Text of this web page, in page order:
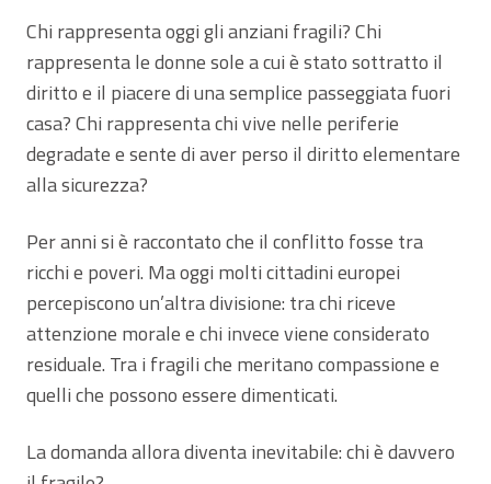
Chi rappresenta oggi gli anziani fragili? Chi
rappresenta le donne sole a cui è stato sottratto il
diritto e il piacere di una semplice passeggiata fuori
casa? Chi rappresenta chi vive nelle periferie
degradate e sente di aver perso il diritto elementare
alla sicurezza?
Per anni si è raccontato che il conflitto fosse tra
ricchi e poveri. Ma oggi molti cittadini europei
percepiscono un’altra divisione: tra chi riceve
attenzione morale e chi invece viene considerato
residuale. Tra i fragili che meritano compassione e
quelli che possono essere dimenticati.
La domanda allora diventa inevitabile: chi è davvero